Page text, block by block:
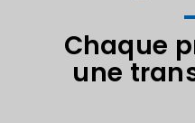
Chaque
une